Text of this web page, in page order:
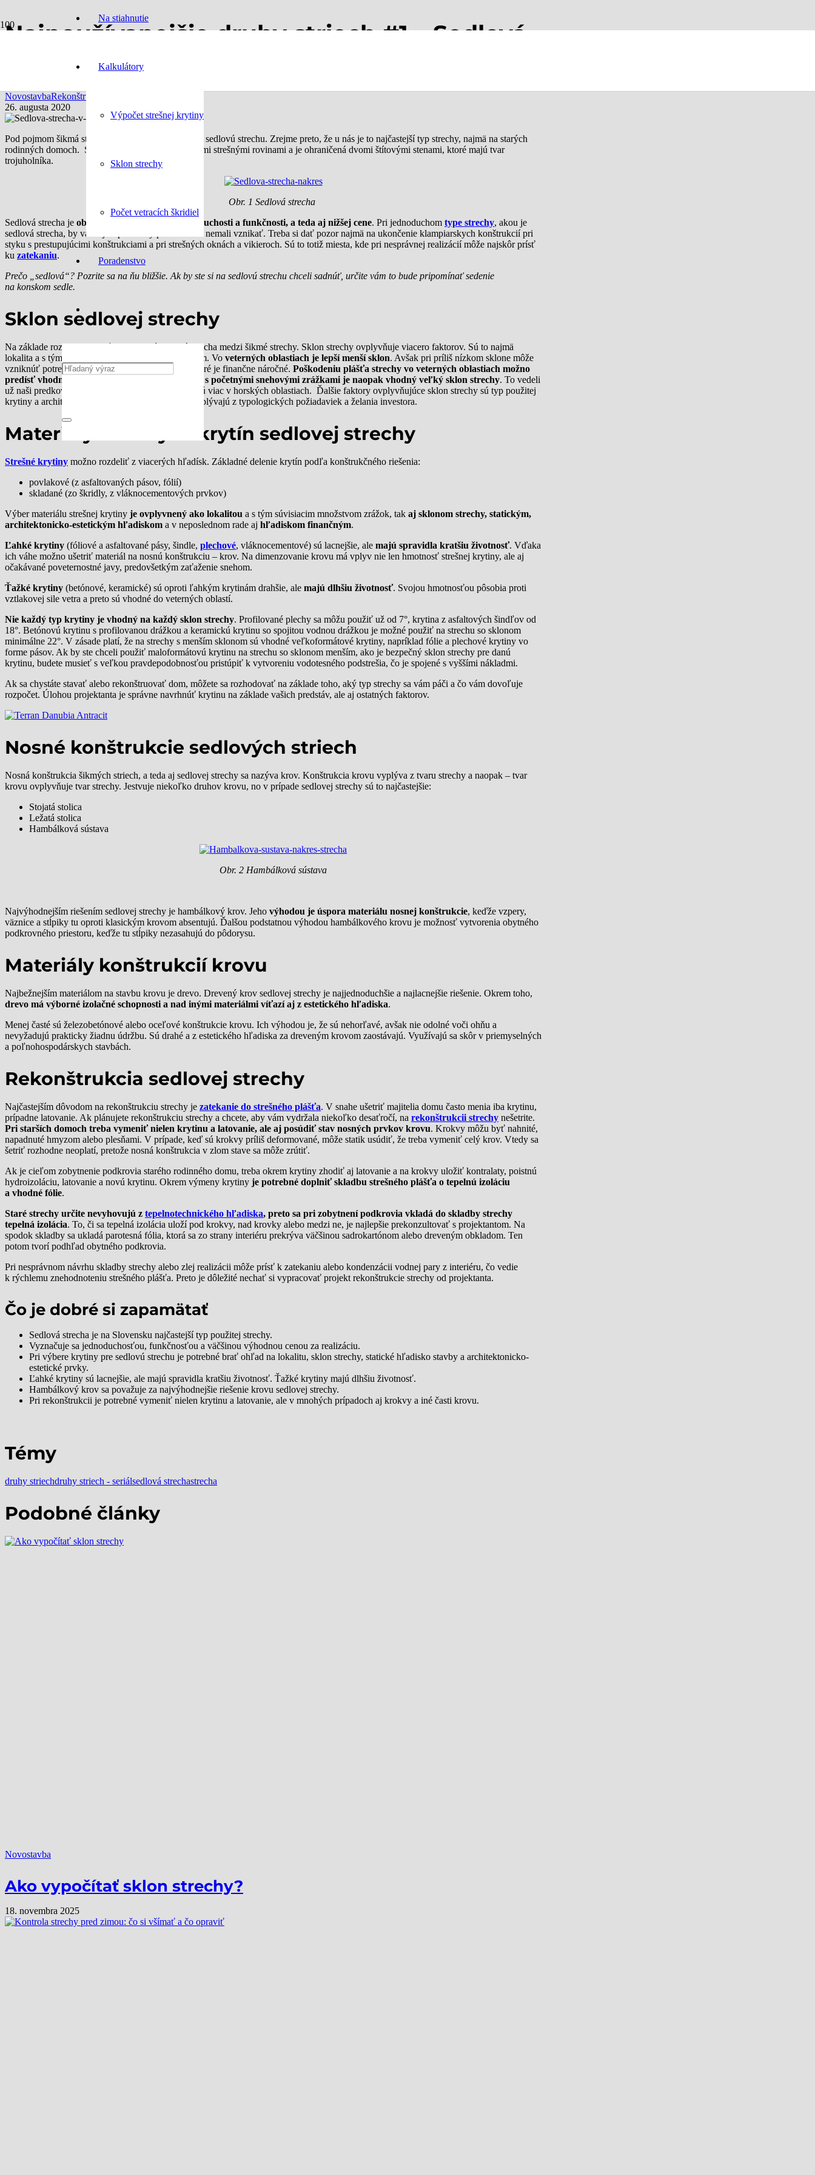
Na stiahnutie
Kalkulátory
Výpočet strešnej krytiny
Sklon strechy
Počet vetracích škridiel
Poradenstvo
Najpoužívanejšie druhy striech #1 – Sedlová
strecha
NovostavbaRekonštrukcia
26. augusta 2020
Pod pojmom šikmá strecha si väčšina ľudí predstaví sedlovú strechu. Zrejme preto, že u nás je to najčastejší typ strechy, najmä na starých
rodinných domoch. Sedlová strecha je tvorená dvomi strešnými rovinami a je ohraničená dvomi štítovými stenami, ktoré majú tvar
trojuholníka.
Obr. 1 Sedlová strecha
Sedlová strecha je obľúbená vďaka svojej jednoduchosti a funkčnosti, a teda aj nižšej cene. Pri jednoduchom type strechy, akou je
sedlová strecha, by vážnejšie problémy pri realizácii nemali vznikať. Treba si dať pozor najmä na ukončenie klampiarskych konštrukcií pri
styku s prestupujúcimi konštrukciami a pri strešných oknách a vikieroch. Sú to totiž miesta, kde pri nesprávnej realizácií môže najskôr prísť
ku zatekaniu.
Prečo „sedlová“? Pozrite sa na ňu bližšie. Ak by ste si na sedlovú strechu chceli sadnúť, určite vám to bude pripomínať sedenie
na konskom sedle.
Sklon sedlovej strechy
Na základe rozdelenia podľa tvaru patrí sedlová strecha medzi šikmé strechy. Sklon strechy ovplyvňuje viacero faktorov. Sú to najmä
lokalita a s tým súvisiace zaťaženia vetrom a snehom. Vo veterných oblastiach je lepší menší sklon. Avšak pri príliš nízkom sklone môže
vzniknúť potreba vytvoriť vodotesné podstrešie, ktoré je finančne náročné. Poškodeniu plášťa strechy vo veterných oblastiach možno
predísť vhodným kotvením krytiny
s početnými snehovými zrážkami je naopak vhodný veľký sklon strechy. To vedeli
už naši predkovia, preto sa strmšie strechy vyskytujú viac v horských oblastiach. Ďalšie faktory ovplyvňujúce sklon strechy sú typ použitej
krytiny a architektonicko-estetické faktory, ktoré vyplývajú z typologických požiadaviek a želania investora.
Materiály strešných krytín sedlovej strechy
Strešné krytiny možno rozdeliť z viacerých hľadísk. Základné delenie krytín podľa konštrukčného riešenia:
povlakové (z asfaltovaných pásov, fólií)
skladané (zo škridly, z vláknocementových prvkov)
Výber materiálu strešnej krytiny je ovplyvnený ako lokalitou a s tým súvisiacim množstvom zrážok, tak aj sklonom strechy, statickým,
architektonicko-estetickým hľadiskom a v neposlednom rade aj hľadiskom finančným.
Ľahké krytiny (fóliové a asfaltované pásy, šindle, plechové, vláknocementové) sú lacnejšie, ale majú spravidla kratšiu životnosť. Vďaka
ich váhe možno ušetriť materiál na nosnú konštrukciu – krov. Na dimenzovanie krovu má vplyv nie len hmotnosť strešnej krytiny, ale aj
očakávané poveternostné javy, predovšetkým zaťaženie snehom.
Ťažké krytiny (betónové, keramické) sú oproti ľahkým krytinám drahšie, ale majú dlhšiu životnosť. Svojou hmotnosťou pôsobia proti
vztlakovej sile vetra a preto sú vhodné do veterných oblastí.
Nie každý typ krytiny je vhodný na každý sklon strechy. Profilované plechy sa môžu použiť už od 7°, krytina z asfaltových šindľov od
18°. Betónovú krytinu s profilovanou drážkou a keramickú krytinu so spojitou vodnou drážkou je možné použiť na strechu so sklonom
minimálne 22°. V zásade platí, že na strechy s menším sklonom sú vhodné veľkoformátové krytiny, napríklad fólie a plechové krytiny vo
forme pásov. Ak by ste chceli použiť maloformátovú krytinu na strechu so sklonom menším, ako je bezpečný sklon strechy pre danú
krytinu, budete musieť s veľkou pravdepodobnosťou pristúpiť k vytvoreniu vodotesného podstrešia, čo je spojené s vyššími nákladmi.
Ak sa chystáte stavať alebo rekonštruovať dom, môžete sa rozhodovať na základe toho, aký typ strechy sa vám páči a čo vám dovoľuje
rozpočet. Úlohou projektanta je správne navrhnúť krytinu na základe vašich predstáv, ale aj ostatných faktorov.
Nosné konštrukcie sedlových striech
Nosná konštrukcia šikmých striech, a teda aj sedlovej strechy sa nazýva krov. Konštrukcia krovu vyplýva z tvaru strechy a naopak – tvar
krovu ovplyvňuje tvar strechy. Jestvuje niekoľko druhov krovu, no v prípade sedlovej strechy sú to najčastejšie:
Stojatá stolica
Ležatá stolica
Hambálková sústava
Obr. 2 Hambálková sústava
Najvýhodnejším riešením sedlovej strechy je hambálkový krov. Jeho výhodou je úspora materiálu nosnej konštrukcie, keďže vzpery,
väznice a stĺpiky tu oproti klasickým krovom absentujú. Ďalšou podstatnou výhodou hambálkového krovu je možnosť vytvorenia obytného
podkrovného priestoru, keďže tu stĺpiky nezasahujú do pôdorysu.
Materiály konštrukcií krovu
Najbežnejším materiálom na stavbu krovu je drevo. Drevený krov sedlovej strechy je najjednoduchšie a najlacnejšie riešenie. Okrem toho,
drevo má výborné izolačné schopnosti a nad inými materiálmi víťazí aj z estetického hľadiska.
Menej časté sú železobetónové alebo oceľové konštrukcie krovu. Ich výhodou je, že sú nehorľavé, avšak nie odolné voči ohňu a
nevyžadujú prakticky žiadnu údržbu. Sú drahé a z estetického hľadiska za dreveným krovom zaostávajú. Využívajú sa skôr v priemyselných
a poľnohospodárskych stavbách.
Rekonštrukcia sedlovej strechy
Najčastejším dôvodom na rekonštrukciu strechy je zatekanie do strešného plášťa. V snahe ušetriť majitelia domu často menia iba krytinu,
prípadne latovanie. Ak plánujete rekonštrukciu strechy a chcete, aby vám vydržala niekoľko desaťročí, na rekonštrukcii strechy nešetrite.
Pri starších domoch treba vymeniť nielen krytinu a latovanie, ale aj posúdiť stav nosných prvkov krovu. Krokvy môžu byť nahnité,
napadnuté hmyzom alebo plesňami. V prípade, keď sú krokvy príliš deformované, môže statik usúdiť, že treba vymeniť celý krov. Vtedy sa
šetriť rozhodne neoplatí, pretože nosná konštrukcia v zlom stave sa môže zrútiť.
Ak je cieľom zobytnenie podkrovia starého rodinného domu, treba okrem krytiny zhodiť aj latovanie a na krokvy uložiť kontralaty, poistnú
hydroizoláciu, latovanie a novú krytinu. Okrem výmeny krytiny je potrebné doplniť skladbu strešného plášťa o tepelnú izoláciu
a vhodné fólie.
Staré strechy určite nevyhovujú z tepelnotechnického hľadiska, preto sa pri zobytnení podkrovia vkladá do skladby strechy
tepelná izolácia. To, či sa tepelná izolácia uloží pod krokvy, nad krovky alebo medzi ne, je najlepšie prekonzultovať s projektantom. Na
spodok skladby sa ukladá parotesná fólia, ktorá sa zo strany interiéru prekrýva väčšinou sadrokartónom alebo dreveným obkladom. Ten
potom tvorí podhľad obytného podkrovia.
Pri nesprávnom návrhu skladby strechy alebo zlej realizácii môže prísť k zatekaniu alebo kondenzácii vodnej pary z interiéru, čo vedie
k rýchlemu znehodnoteniu strešného plášťa. Preto je dôležité nechať si vypracovať projekt rekonštrukcie strechy od projektanta.
Čo je dobré si zapamätať
Sedlová strecha je na Slovensku najčastejší typ použitej strechy.
Vyznačuje sa jednoduchosťou, funkčnosťou a väčšinou výhodnou cenou za realizáciu.
Pri výbere krytiny pre sedlovú strechu je potrebné brať ohľad na lokalitu, sklon strechy, statické hľadisko stavby a architektonicko-
estetické prvky.
Ľahké krytiny sú lacnejšie, ale majú spravidla kratšiu životnosť. Ťažké krytiny majú dlhšiu životnosť.
Hambálkový krov sa považuje za najvýhodnejšie riešenie krovu sedlovej strechy.
Pri rekonštrukcii je potrebné vymeniť nielen krytinu a latovanie, ale v mnohých prípadoch aj krokvy a iné časti krovu.
Témy
druhy striechdruhy striech - seriálsedlová strechastrecha
Podobné články
Novostavba
Ako vypočítať sklon strechy?
18. novembra 2025